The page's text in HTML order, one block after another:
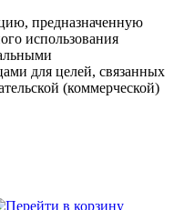
предназначенную
использования
для целей, связанных
(коммерческой)